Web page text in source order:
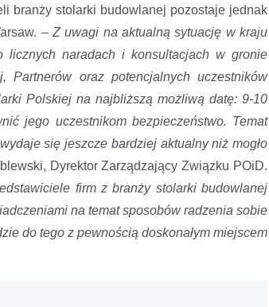
branży stolarki budowlanej pozostaje jednak
– Z uwagi na aktualną sytuację w kraju
licznych naradach i konsultacjach w gronie
Partnerów oraz potencjalnych uczestników
Polskiej na najbliższą możliwą datę: 9-10
jego uczestnikom bezpieczeństwo. Temat
się jeszcze bardziej aktualny niż mogło
Dyrektor Zarządzający Związku POiD.
firm z branży stolarki budowlanej
na temat sposobów radzenia sobie
do tego z pewnością doskonałym miejscem